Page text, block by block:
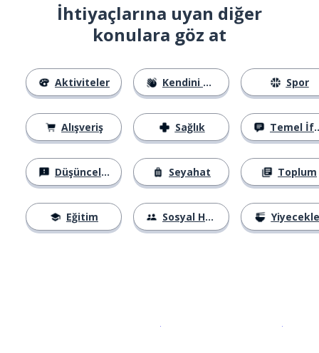
İhtiyaçlarına uyan diğer
konulara göz at
Aktiviteler
Alışveriş
Düşünceler
Eğitim
Kendini Tanıtma
Sağlık
Seyahat
Sosyal Hayat
Spor
Temel İfadeler
Toplum